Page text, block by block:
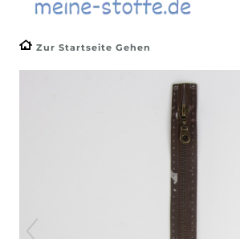
Zur Startseite Gehen